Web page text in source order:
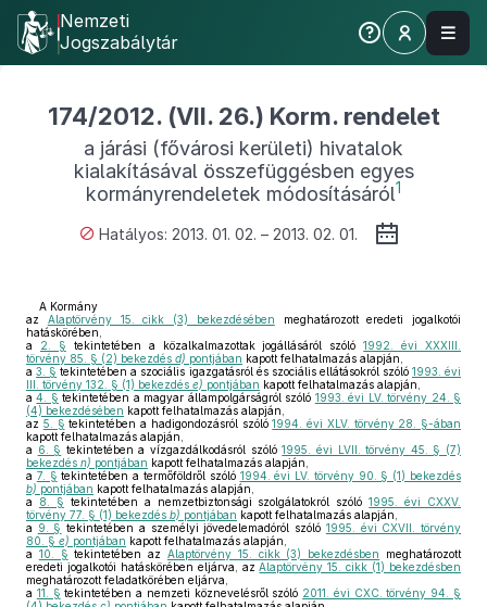
Nemzeti
Jogszabálytár
174/2012. (VII. 26.) Korm. rendelet
a járási (fővárosi kerületi) hivatalok
kialakításával összefüggésben egyes
kormányrendeletek módosításáról1
Hatályos: 2013. 01. 02. – 2013. 02. 01.
A Kormány
az Alaptörvény 15. cikk (3) bekezdésében meghatározott eredeti jogalkotói
hatáskörében,
a 2. § tekintetében a közalkalmazottak jogállásáról szóló1992. évi XXXIII.
törvény 85. § (2) bekezdés d) pontjában kapott felhatalmazás alapján,
a3. § tekintetében a szociális igazgatásról és szociális ellátásokról szóló 1993. évi
III. törvény 132. § (1) bekezdés e) pontjában kapott felhatalmazás alapján,
a4. § tekintetében a magyar állampolgárságról szóló 1993. évi LV. törvény 24. §
(4) bekezdésében kapott felhatalmazás alapján,
az 5. § tekintetében a hadigondozásról szóló1994. évi XLV. törvény 28. §-ában
kapott felhatalmazás alapján,
a 6. § tekintetében a vízgazdálkodásról szóló1995. évi LVII. törvény 45. § (7)
bekezdés n) pontjában kapott felhatalmazás alapján,
a 7. § tekintetében a termőföldről szóló 1994. évi LV. törvény 90. § (1) bekezdés
b) pontjában kapott felhatalmazás alapján,
a 8. § tekintetében a nemzetbiztonsági szolgálatokról szóló1995. évi CXXV.
törvény 77. § (1) bekezdés b) pontjában kapott felhatalmazás alapján,
a 9. § tekintetében a személyi jövedelemadóról szóló 1995. évi CXVII. törvény
80. § e) pontjában kapott felhatalmazás alapján,
a 10. § tekintetében azAlaptörvény 15. cikk (3) bekezdésben
meghatározott
eredeti jogalkotói hatáskörében eljárva, azAlaptörvény 15. cikk (1) bekezdésben
meghatározott feladatkörében eljárva,
a 11. § tekintetében a nemzeti köznevelésről szóló 2011. évi CXC. törvény 94. §